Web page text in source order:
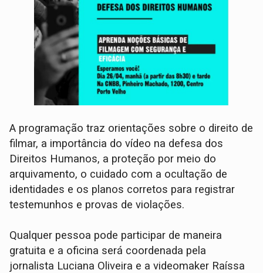
A programação traz orientações sobre o direito de
filmar, a importância do vídeo na defesa dos
Direitos Humanos, a proteção por meio do
arquivamento, o cuidado com a ocultação de
identidades e os planos corretos para registrar
testemunhos e provas de violações.
Qualquer pessoa pode participar de maneira
gratuita e a oficina será coordenada pela
jornalista Luciana Oliveira e a videomaker Raíssa